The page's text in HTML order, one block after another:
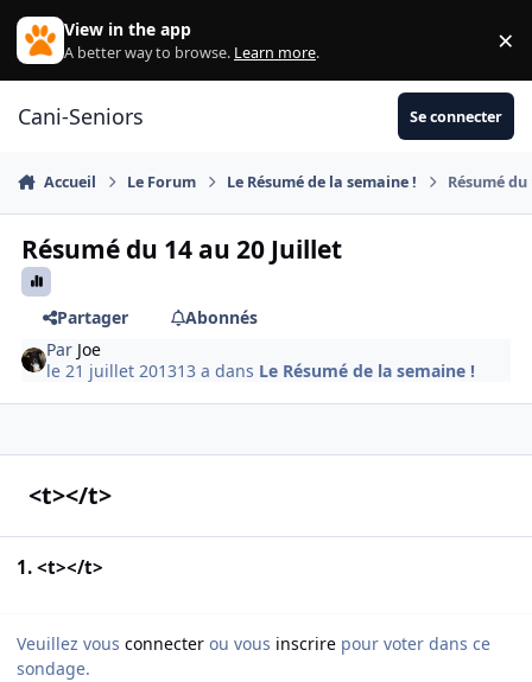
Aller au contenu
View in the app
A better way to browse. Learn more. ×
Cani-Seniors Se connecter
Accueil Le Forum Le Résumé de la semaine ! Résumé
Résumé du 14 au 20 Juillet
Partager
Abonnés
Par Joe
le 21 juillet 201313 a dans Le Résumé de la semaine !
<t></t>
1. <t></t>
Veuillez vous connecter ou vous inscrire pour voter dans ce
sondage.